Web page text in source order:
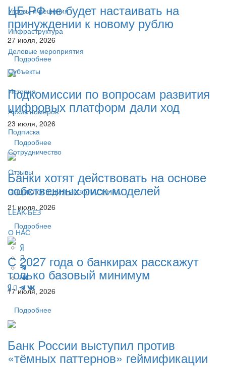
Угрозы и решения
Инфраструктура
Деловые мероприятия
Субъекты
История
Архив номеров
Подписка
Сотрудничество
Отзывы
ЭНЦИКЛОПЕДИЯ БЕЗОПАСНИКА
LEAK-БЕЗ
О НАС
ЦБ РФ не будет настаивать на
принуждении к новому рублю
27 июля, 2026
Подробнее
Подкомиссии по вопросам развития
цифровых платформ дали ход
23 июля, 2026
Подробнее
Банки хотят действовать на основе
собственных риск-моделей
21 июля, 2026
Подробнее
С 2027 года о банкирах расскажут
только базовый минимум
17 июля, 2026
Подробнее
Банк России выступил против
«тёмных паттернов» геймификации